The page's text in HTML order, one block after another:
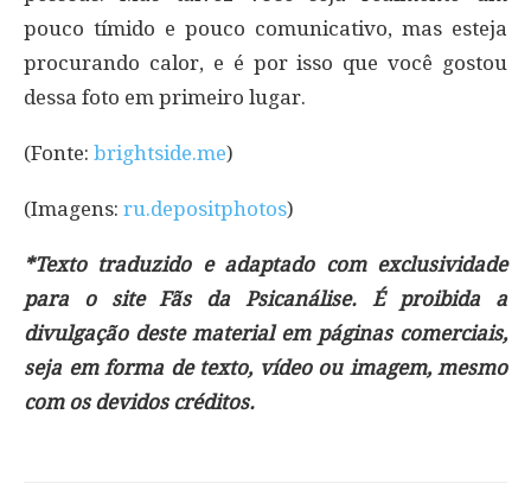
pouco tímido e pouco comunicativo, mas esteja
procurando calor, e é por isso que você gostou
dessa foto em primeiro lugar.
(Fonte: brightside.me)
(Imagens: ru.depositphotos)
*Texto traduzido e adaptado com exclusividade
para o site Fãs da Psicanálise. É proibida a
divulgação deste material em páginas comerciais,
seja em forma de texto, vídeo ou imagem, mesmo
com os devidos créditos.